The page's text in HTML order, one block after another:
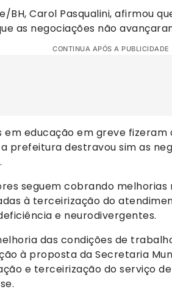
BH, Carol Pasqualini, afirmou
as negociações não
CONTINUA APÓS A PUBLICIDADE
em educação em greve
prefeitura destravou sim as
seguem cobrando
à terceirização do
e neurodivergentes.
das condições de
à proposta da Secretaria
e terceirização do serviço